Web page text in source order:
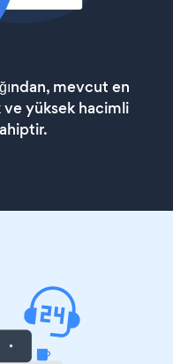
mevcut en
yüksek hacimli